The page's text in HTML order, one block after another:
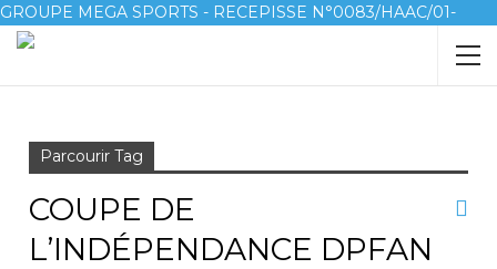
GROUPE MEGA SPORTS - RECEPISSE N°0083/HAAC/01-
2023/pl/P
Parcourir Tag
COUPE DE
L’INDÉPENDANCE DPFAN